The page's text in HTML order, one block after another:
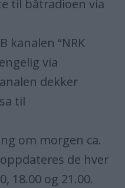
til båtradioen via
kanalen “NRK
via
dekker
til
om morgen ca.
de hver
18.00 og 21.00.